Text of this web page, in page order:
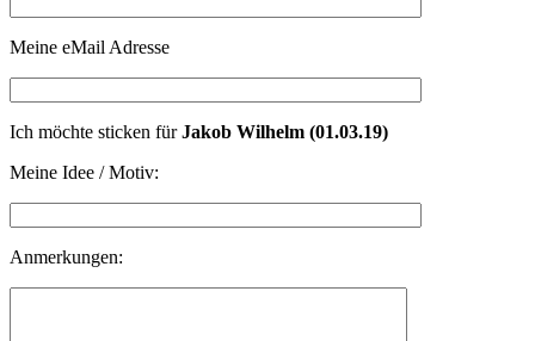
Meine eMail Adresse
Ich möchte sticken fürJakob Wilhelm (01.03.19)
Meine Idee / Motiv:
Anmerkungen: